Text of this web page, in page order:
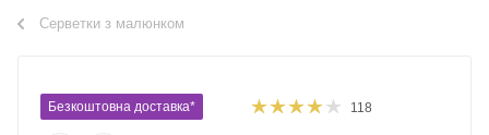
Серветки з малюнком
Безкоштовна доставка* 118